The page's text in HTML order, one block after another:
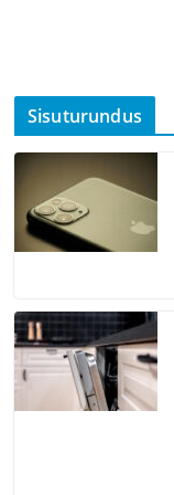
Sisuturundus